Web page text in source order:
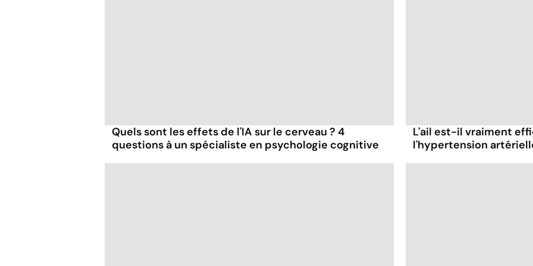
Quels sont les effets de l'IA sur le cerveau ? 4
questions à un spécialiste en psychologie cognitive
L'ail est-il vraiment
l'hypertension